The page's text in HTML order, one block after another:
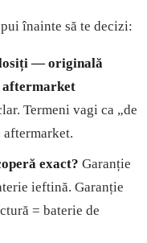
înainte să te decizi:
— originală
aftermarket
Termeni vagi ca „de
exact? Garanție
ieftină. Garanție
= baterie de